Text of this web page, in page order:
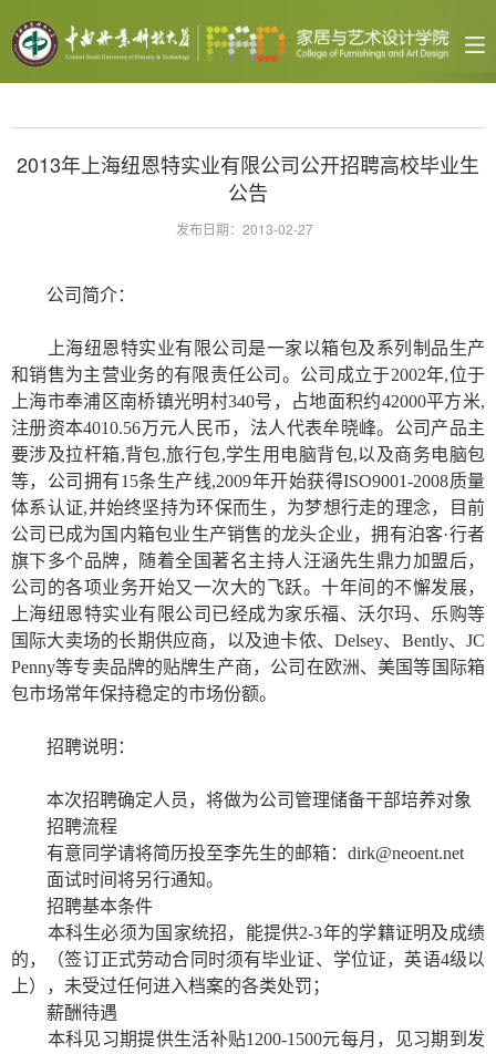
2013年上海纽恩特实业有限公司公开招聘高校毕业生
公告
发布日期：2013-02-27
公司简介：
上海纽恩特实业有限公司是一家以箱包及系列制品生产
和销售为主营业务的有限责任公司。公司成立于2002年,位于
上海市奉浦区南桥镇光明村340号，占地面积约42000平方米,
注册资本4010.56万元人民币，法人代表牟晓峰。公司产品主
要涉及拉杆箱,背包,旅行包,学生用电脑背包,以及商务电脑包
等，公司拥有15条生产线,2009年开始获得ISO9001-2008质量
体系认证,并始终坚持为环保而生，为梦想行走的理念，目前
公司已成为国内箱包业生产销售的龙头企业，拥有泊客·行者
旗下多个品牌，随着全国著名主持人汪涵先生鼎力加盟后，
公司的各项业务开始又一次大的飞跃。十年间的不懈发展，
上海纽恩特实业有限公司已经成为家乐福、沃尔玛、乐购等
国际大卖场的长期供应商，以及迪卡侬、Delsey、 Bently、JC
Penny等专卖品牌的贴牌生产商，公司在欧洲、美国等国际箱
包市场常年保持稳定的市场份额。
招聘说明：
本次招聘确定人员，将做为公司管理储备干部培养对象
招聘流程
有意同学请将简历投至李先生的邮箱： dirk@neoent.net
面试时间将另行通知。
招聘基本条件
本科生必须为国家统招，能提供2-3年的学籍证明及成绩
的，（签订正式劳动合同时须有毕业证、学位证，英语4级以
上），未受过任何进入档案的各类处罚；
薪酬待遇
本科见习期提供生活补贴1200-1500元每月，见习期到发